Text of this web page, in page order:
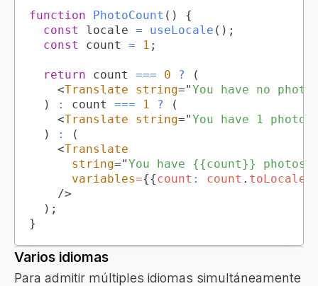
function PhotoCount ( )
{
const
locale = useLocale ( ) ;
const
count = 1 ;
return count === 0 ?
(
<Translate string="You have no
)
: count === 1 ?
(
<Translate string="You have 1 photo.
)
:
(
<Translate
string="You have {{count}} photos.
variables={{count : count .
/>
) ;
}
Varios idiomas
Para admitir múltiples idiomas simultáneamente